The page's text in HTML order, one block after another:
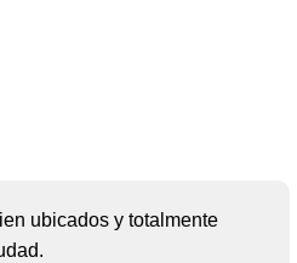
ubicados y totalmente